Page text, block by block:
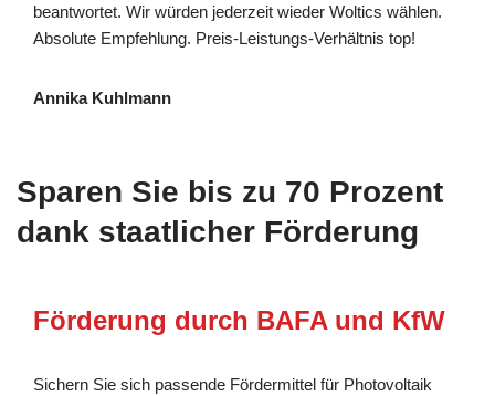
beantwortet. Wir würden jederzeit wieder Woltics wählen.
Absolute Empfehlung. Preis-Leistungs-Verhältnis top!
Annika Kuhlmann
Sparen Sie bis zu 70 Prozent
dank staatlicher Förderung
Förderung durch BAFA und KfW
Sichern Sie sich passende Fördermittel für Photovoltaik